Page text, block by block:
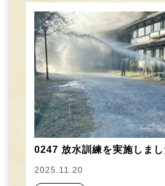
0247 放水訓練を実施しまし
2025.11.20